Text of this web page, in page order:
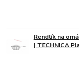
Rendlík na
| TECHNICA